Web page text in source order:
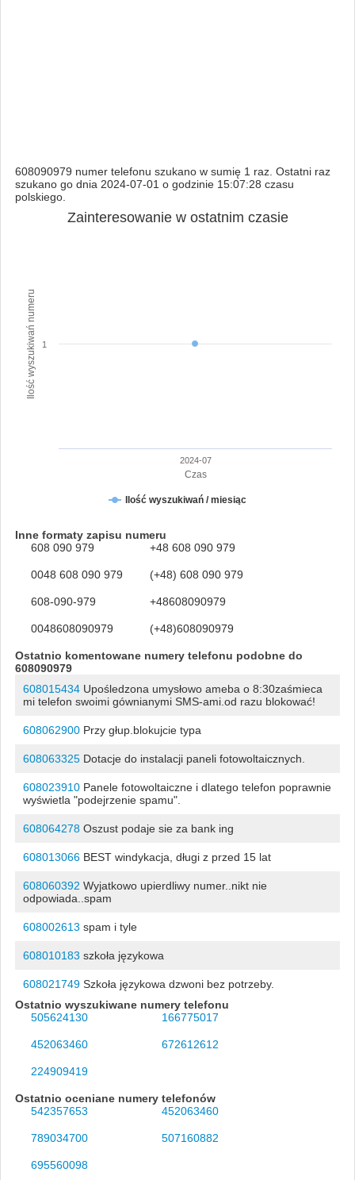
608090979 numer telefonu szukano w sumię 1 raz. Ostatni raz
szukano go dnia 2024-07-01 o godzinie 15:07:28 czasu
polskiego.
Czas
Ilość wyszukiwań numeru
Zainteresowanie w ostatnim czasie
Ilość wyszukiwań / miesiąc
2024-07
1
Inne formaty zapisu numeru
608 090 979
+48 608 090 979
0048 608 090 979 (+48) 608 090 979
608-090-979 +48608090979
0048608090979 (+48)608090979
Ostatnio komentowane numery telefonu podobne do
608090979
608015434Upośledzona umysłowo ameba o 8:30zaśmieca
mi telefon swoimi gównianymi SMS-ami.od razu blokować!
608062900Przy głup.blokujcie typa
608063325Dotacje do instalacji paneli fotowoltaicznych.
608023910Panele fotowoltaiczne i dlatego telefon poprawnie
wyświetla "podejrzenie spamu".
608064278Oszust podaje sie za bank ing
608013066BEST windykacja, długi z przed 15 lat
608060392 Wyjatkowo upierdliwy numer..nikt nie
odpowiada..spam
608002613 spam i tyle
608010183 szkoła językowa
608021749Szkoła językowa dzwoni bez potrzeby.
Ostatnio wyszukiwane numery telefonu
505624130
166775017
452063460 672612612
224909419
Ostatnio oceniane numery telefonów
542357653
452063460
789034700 507160882
695560098